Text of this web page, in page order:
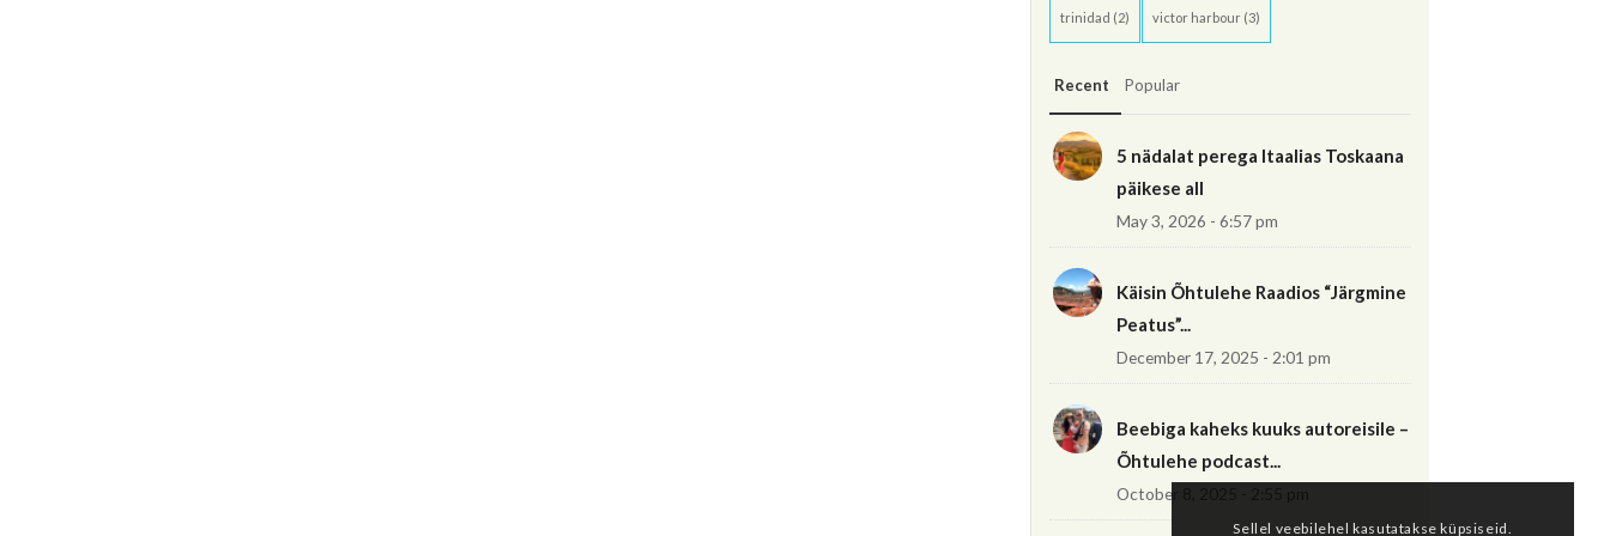
trinidad (2) victor harbour(3)
Recent Popular
5 nädalat perega Itaalias Toskaana
päikese all
May 3, 2026 - 6:57 pm
Käisin Õhtulehe Raadios “Järgmine
Peatus”...
December 17, 2025 - 2:01 pm
Beebiga kaheks kuuks autoreisile –
Õhtulehe podcast...
October 8, 2025 - 2:55 pm
Sellel veebilehel kasutatakse küpsiseid.